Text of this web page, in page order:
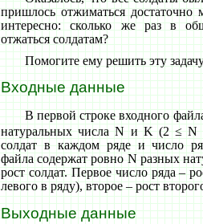
пришлось отжиматься достаточно
интересно: сколько же раз в
отжаться солдатам?
Помогите ему решить эту
Входные данные
В первой строке входного
натуральных числа N и K (2 ≤ N
солдат в каждом ряде и число
файла содержат ровно N разных
рост солдат. Первое число ряда –
левого в ряду), второе – рост
Выходные данные